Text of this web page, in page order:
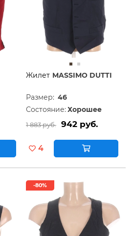
Жилет MASSIMO DUTTI
Размер: 46
Состояние: Хорошее
1 883 руб. 942 руб.
4
-80%